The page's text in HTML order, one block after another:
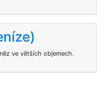
ve větších objemech.